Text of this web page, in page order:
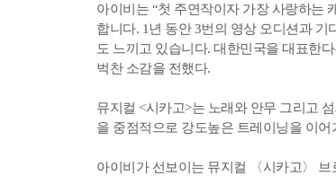
아이비는 “첫 주연작이자 가장 사랑하는
합니다. 1년 동안 3번의 영상 오디션과
도 느끼고 있습니다. 대한민국을 대표한
벅찬 소감을 전했다.
뮤지컬 <시카고>는 노래와 안무 그리고
을 중점적으로 강도높은 트레이닝을 이
아이비가 선보이는 뮤지컬 〈시카고〉